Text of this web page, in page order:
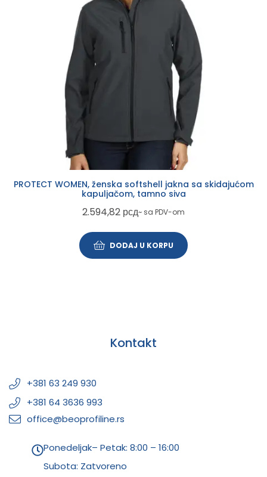
PROTECT WOMEN, ženska softshell jakna sa skidajućom
kapuljačom, tamno siva
2.594,82 рсд~ sa PDV-om
DODAJ U KORPU
Kontakt
+381 63 249 930
+381 64 3636 993
office@beoprofiline.rs
Ponedeljak– Petak: 8:00 – 16:00
Subota: Zatvoreno